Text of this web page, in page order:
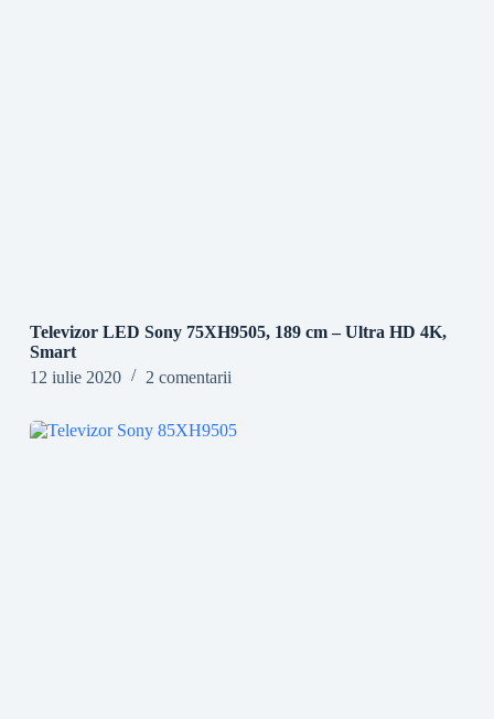
Televizor LED Sony 75XH9505, 189 cm – Ultra HD 4K,
Smart
12 iulie 2020
2 comentarii